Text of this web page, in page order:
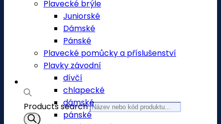
Products search
Plavecké brýle
Juniorské
Dámské
Pánské
Plavecké pomůcky a příslušenství
Plavky závodní
dívčí
chlapecké
dámské
pánské